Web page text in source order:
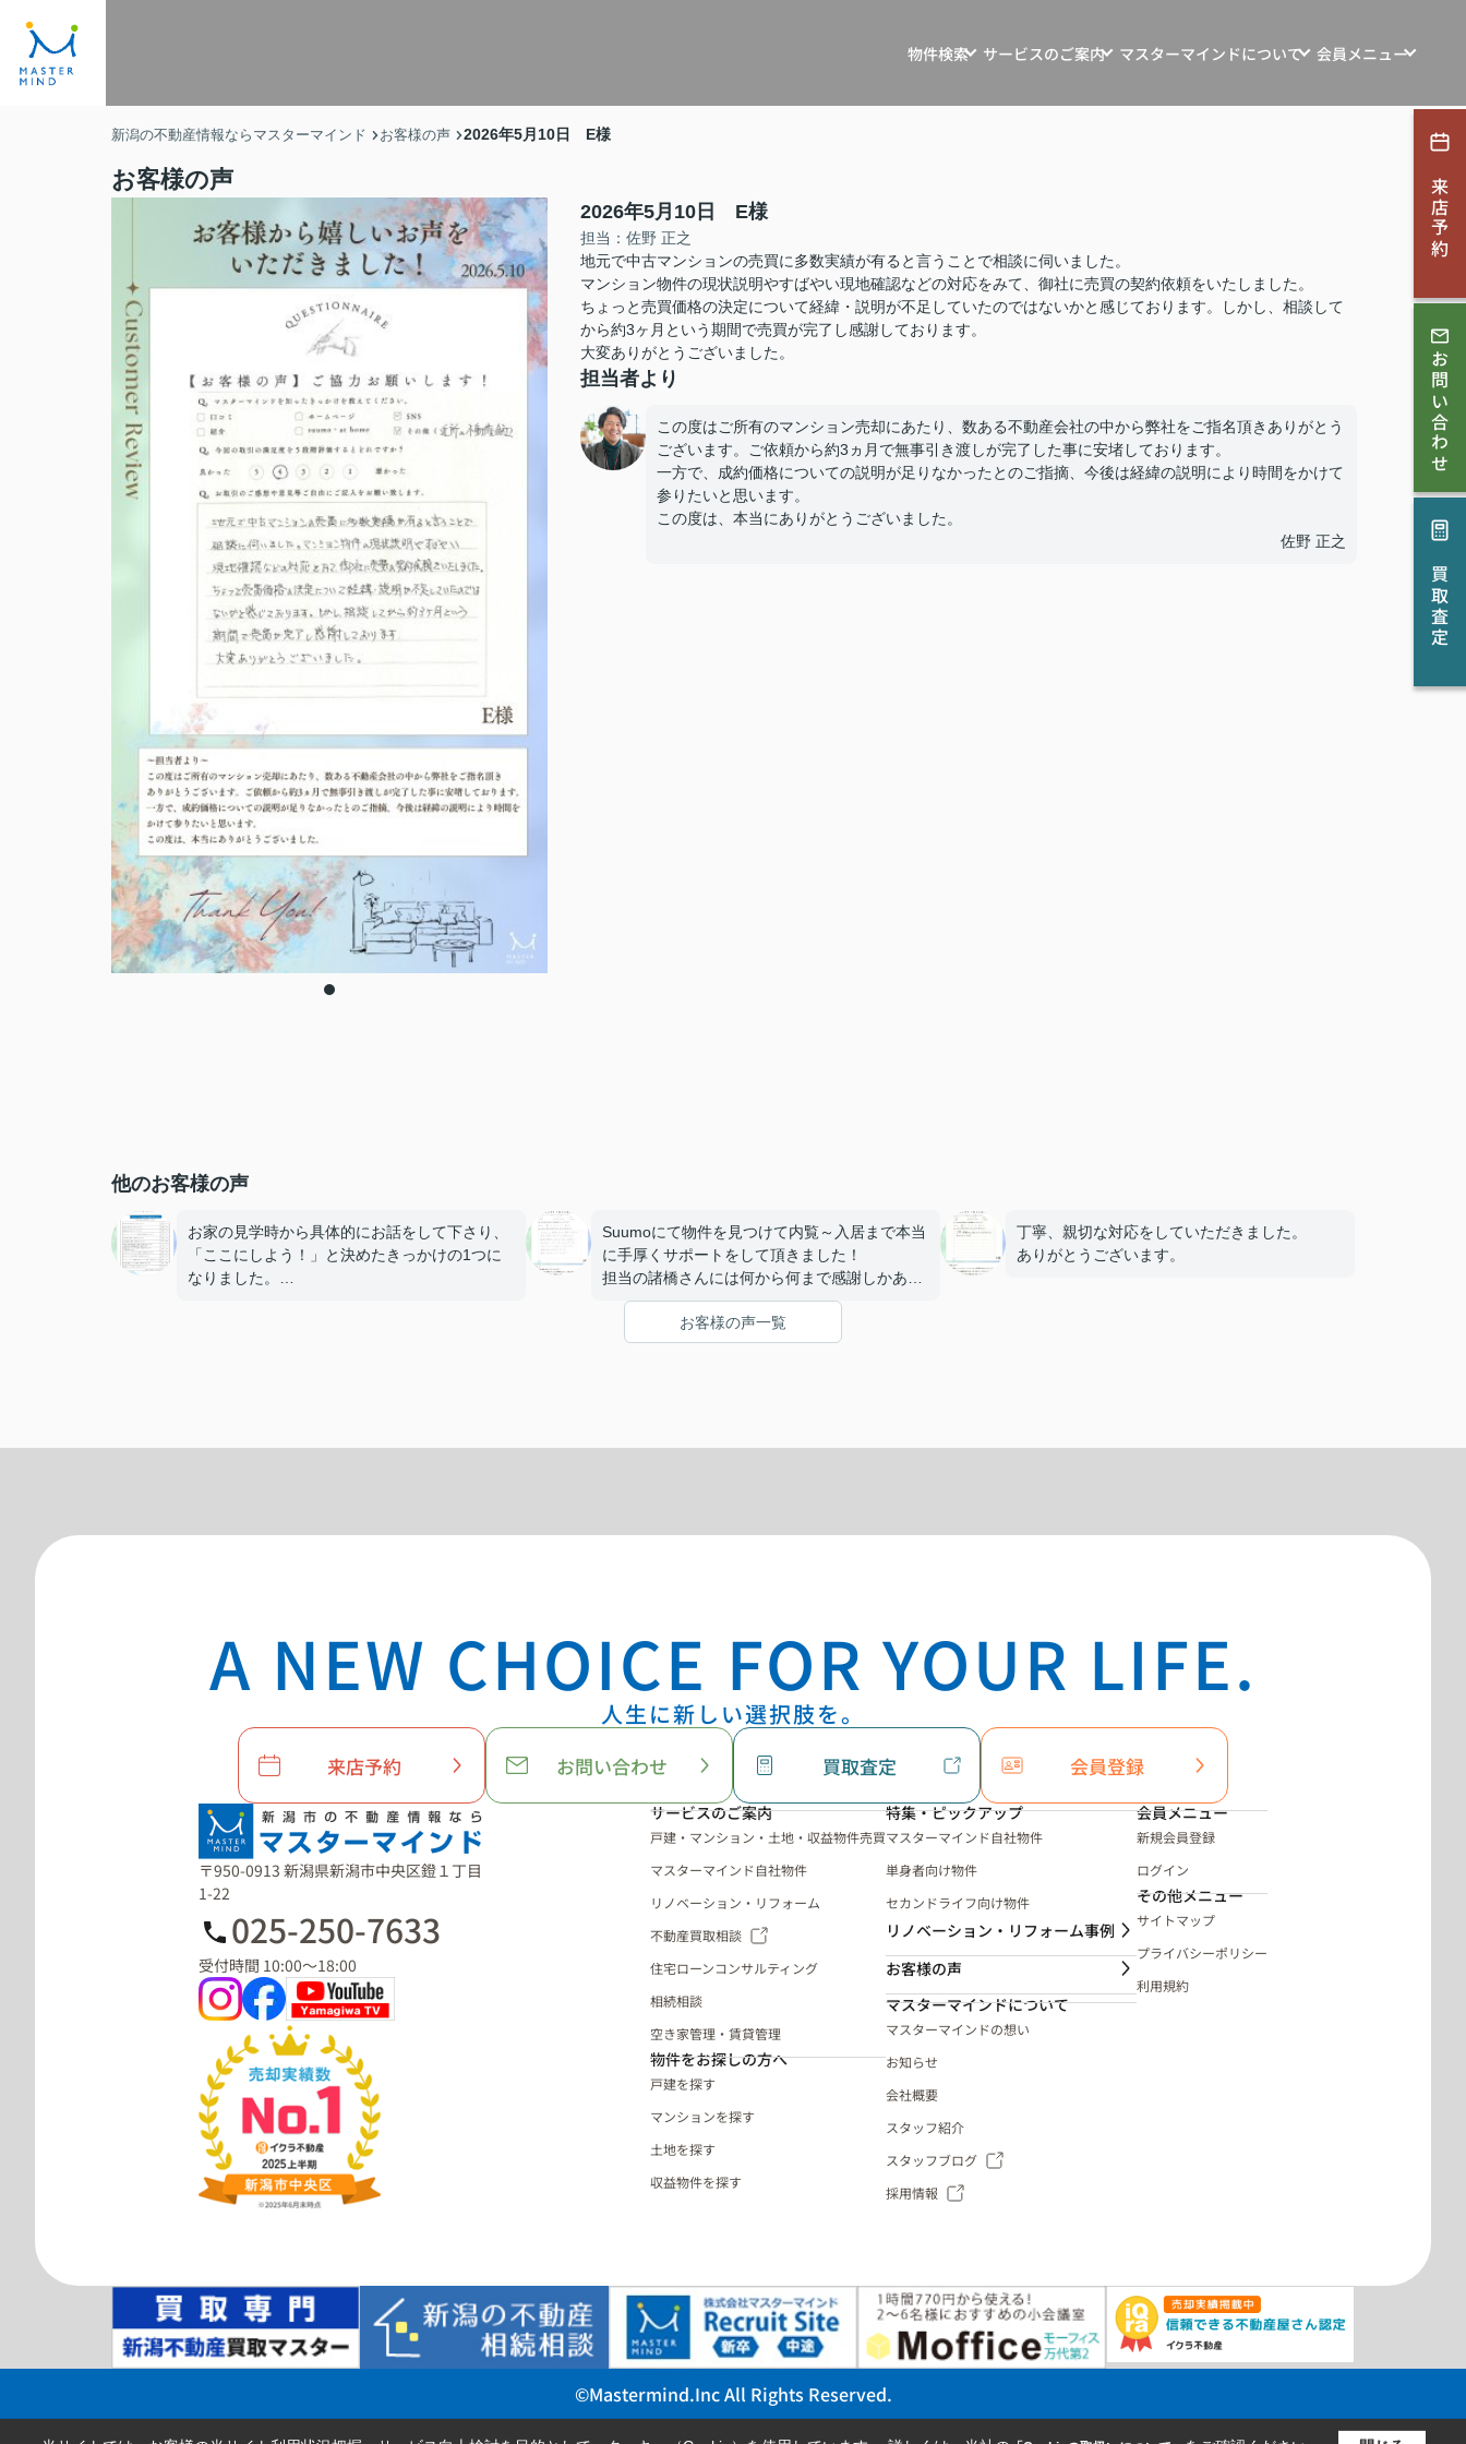
物件検索
戸建を探す
収益物件を探す
サービスのご案内
戸建・マンション・土地・収益物件売買
事例
不動産買取相談
空き家管理・賃貸管理
マスターマインドについて
マスターマインドの想い
会社概要
スタッフ紹介
採用情報
会員メニュー
新規会員登録
来店予約
お問い合わせ
買取査定
新潟の不動産情報ならマスターマインド お客様の声 2026年5月10日 E様
お客様の声
2026年5月10日 E様
担当：佐野 正之
地元で中古マンションの売買に多数実績が有ると言うことで相談に伺いました。
マンション物件の現状説明やすばやい現地確認などの対応をみて、御社に売買の契約依頼をいたしました。
ちょっと売買価格の決定について経緯・説明が不足していたのではないかと感じております。しかし、相談して
から約3ヶ月という期間で売買が完了し感謝しております。
大変ありがとうございました。
担当者より
この度はご所有のマンション売却にあたり、数ある不動産会社の中から弊社をご指名頂きありがとう
ございます。ご依頼から約3ヵ月で無事引き渡しが完了した事に安堵しております。
一方で、成約価格についての説明が足りなかったとのご指摘、今後は経緯の説明により時間をかけて
参りたいと思います。
この度は、本当にありがとうございました。
佐野 正之
他のお客様の声
お家の見学時から具体的にお話をして下さり、
「ここにしよう！」と決めたきっかけの1つに
なりました。
Suumoにて物件を見つけて内覧～入居まで本当
に手厚くサポートをして頂きました！
担当の諸橋さんには何から何まで感謝しかあり
ません。一生に一度の大きな買い物がマスター
マインドの諸橋さんで良かったです！
今後も沢山お世話になります。
丁寧、親切な対応をしていただきました。
ありがとうございます。
お客様の声一覧
A NEW CHOICE FOR YOUR LIFE.
人生に新しい選択肢を。
来店予約 お問い合わせ 買取査定 会員登録
〒950-0913 新潟県新潟市中央区鐙１丁目
1-22
025-250-7633
受付時間 10:00～18:00
サービスのご案内
戸建・マンション・土地・収益物件売買
マスターマインド自社物件
リノベーション・リフォーム
不動産買取相談
住宅ローンコンサルティング
相続相談
空き家管理・賃貸管理
物件をお探しの方へ
戸建を探す
マンションを探す
土地を探す
収益物件を探す
特集・ピックアップ
マスターマインド自社物件
単身者向け物件
セカンドライフ向け物件
リノベーション・リフォーム事例
お客様の声
マスターマインドについて
マスターマインドの想い
お知らせ
会社概要
スタッフ紹介
スタッフブログ
採用情報
会員メニュー
新規会員登録
ログイン
その他メニュー
サイトマップ
プライバシーポリシー
利用規約
©Mastermind.Inc All Rights Reserved.